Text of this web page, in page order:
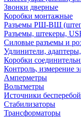
Звонки дверные
Коробки монтажные
Разъемы РШ-ВШ
Разъемы, штекеры,
Силовые разъемы и
Удлинители,
Коробки
Контроль, измерение
Амперметры
Вольтметры
Источники
Стабилизаторы
Трансформаторы